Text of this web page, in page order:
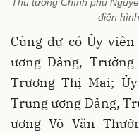
Thủ tướng Chính phủ
điển
Cùng dự có Ủy
ương Đảng,
Trương Thị Mai;
Trung ương Đảng,
ương Võ Văn